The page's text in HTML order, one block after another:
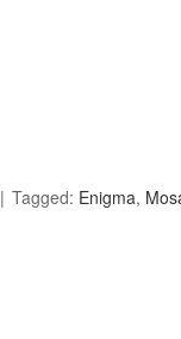
Tagged: Enigma,